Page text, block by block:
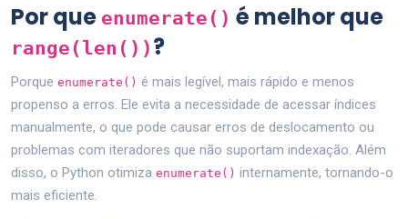
Por que enumerate() é melhor que
range(len()) ?
Porque enumerate() é mais legível, mais rápido e menos
propenso a erros. Ele evita a necessidade de acessar índices
manualmente, o que pode causar erros de deslocamento ou
problemas com iteradores que não suportam indexação. Além
disso, o Python otimiza enumerate() internamente, tornando-o
mais eficiente.